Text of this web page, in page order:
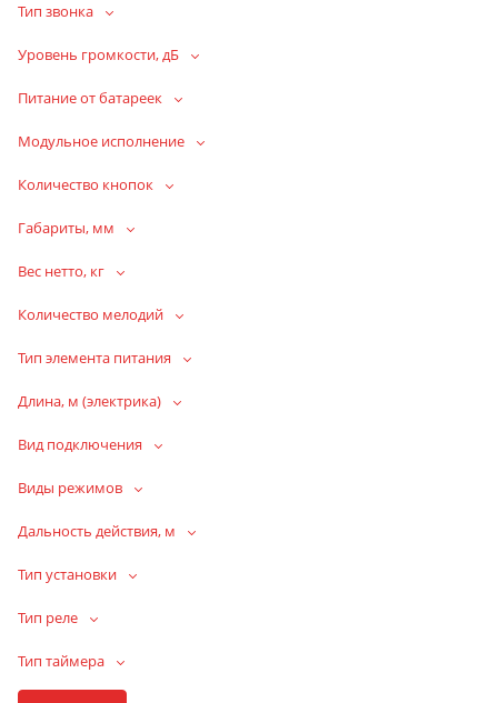
Тип звонка
Уровень громкости, дБ
Питание от батареек
Модульное исполнение
Количество кнопок
Габариты, мм
Вес нетто, кг
Количество мелодий
Тип элемента питания
Длина, м (электрика)
Вид подключения
Виды режимов
Дальность действия, м
Тип установки
Тип реле
Тип таймера